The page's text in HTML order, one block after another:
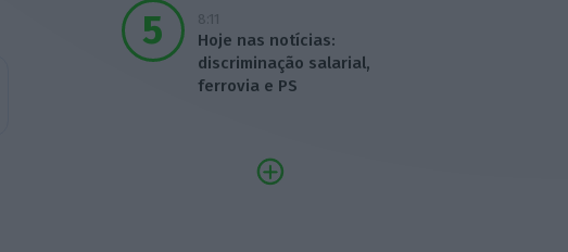
8:11
Hoje nas notícias:
discriminação salarial,
ferrovia e PS